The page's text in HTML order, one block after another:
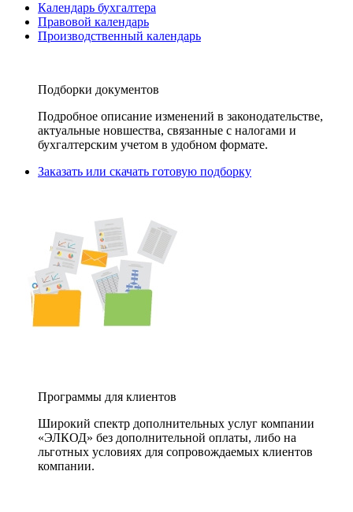
Календарь бухгалтера
Правовой календарь
Производственный календарь
Подборки документов
Подробное описание изменений в законодательстве,
актуальные новшества, связанные с налогами и
бухгалтерским учетом в удобном формате.
Заказать или скачать готовую подборку
Программы для клиентов
Широкий спектр дополнительных услуг компании
«ЭЛКОД» без дополнительной оплаты, либо на
льготных условиях для сопровождаемых клиентов
компании.